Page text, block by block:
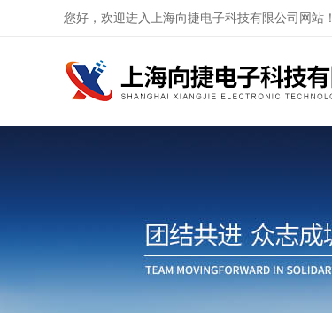
您好，欢迎进入上海向捷电子科技有限公司网站！